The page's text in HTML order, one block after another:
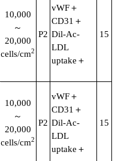
10,000
～
20,000
cells/cm2
P2
vWF＋
CD31＋
Dil-Ac-
LDL
uptake＋
15
10,000
～
20,000
cells/cm2
P2
vWF＋
CD31＋
Dil-Ac-
LDL
uptake＋
15